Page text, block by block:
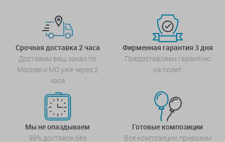
Срочная доставка 2 часа
Доставим ваш заказ по
Москве и МО уже через 2
часа
Фирменная гарантия 3 дня
Предоставляем гарантию
на полет
Мы не опаздываем
98% доставок без
Готовые композиции
Все композиции привозим